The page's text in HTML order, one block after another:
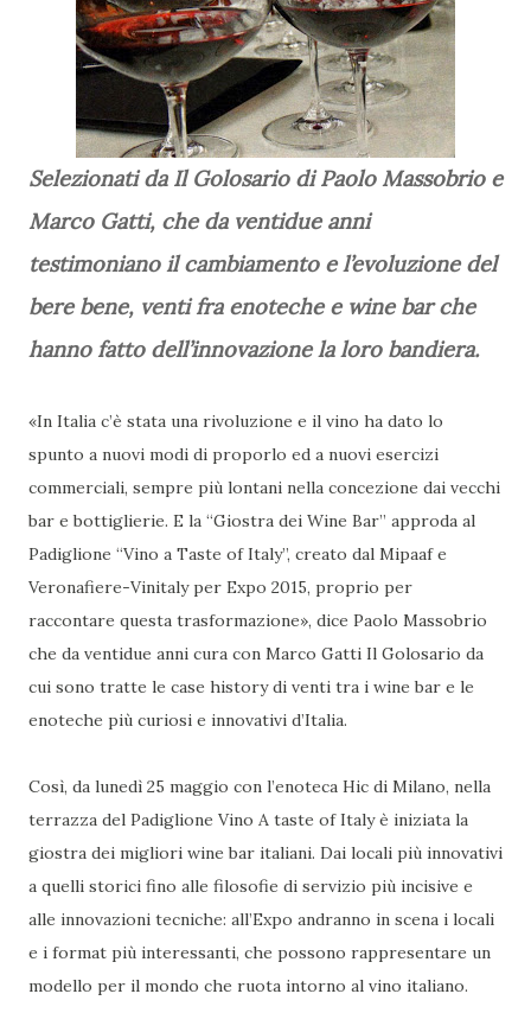
Selezionati da Il Golosario di Paolo Massobrio e
Marco Gatti, che da ventidue anni
testimoniano il cambiamento e l’evoluzione del
bere bene, venti fra enoteche e wine bar che
hanno fatto dell’innovazione la loro bandiera.
«In Italia c’è stata una rivoluzione e il vino ha dato lo
spunto a nuovi modi di proporlo ed a nuovi esercizi
commerciali, sempre più lontani nella concezione dai vecchi
bar e bottiglierie. E la “Giostra dei Wine Bar” approda al
Padiglione “Vino a Taste of Italy”, creato dal Mipaaf e
Veronafiere-Vinitaly per Expo 2015, proprio per
raccontare questa trasformazione», dice Paolo Massobrio
che da ventidue anni cura con Marco Gatti Il Golosario da
cui sono tratte le case history di venti tra i wine bar e le
enoteche più curiosi e innovativi d’Italia.
Così, da lunedì 25 maggio con l’enoteca Hic di Milano, nella
terrazza del Padiglione Vino A taste of Italy è iniziata la
giostra dei migliori wine bar italiani. Dai locali più innovativi
a quelli storici fino alle filosofie di servizio più incisive e
alle innovazioni tecniche: all’Expo andranno in scena i locali
e i format più interessanti, che possono rappresentare un
modello per il mondo che ruota intorno al vino italiano.